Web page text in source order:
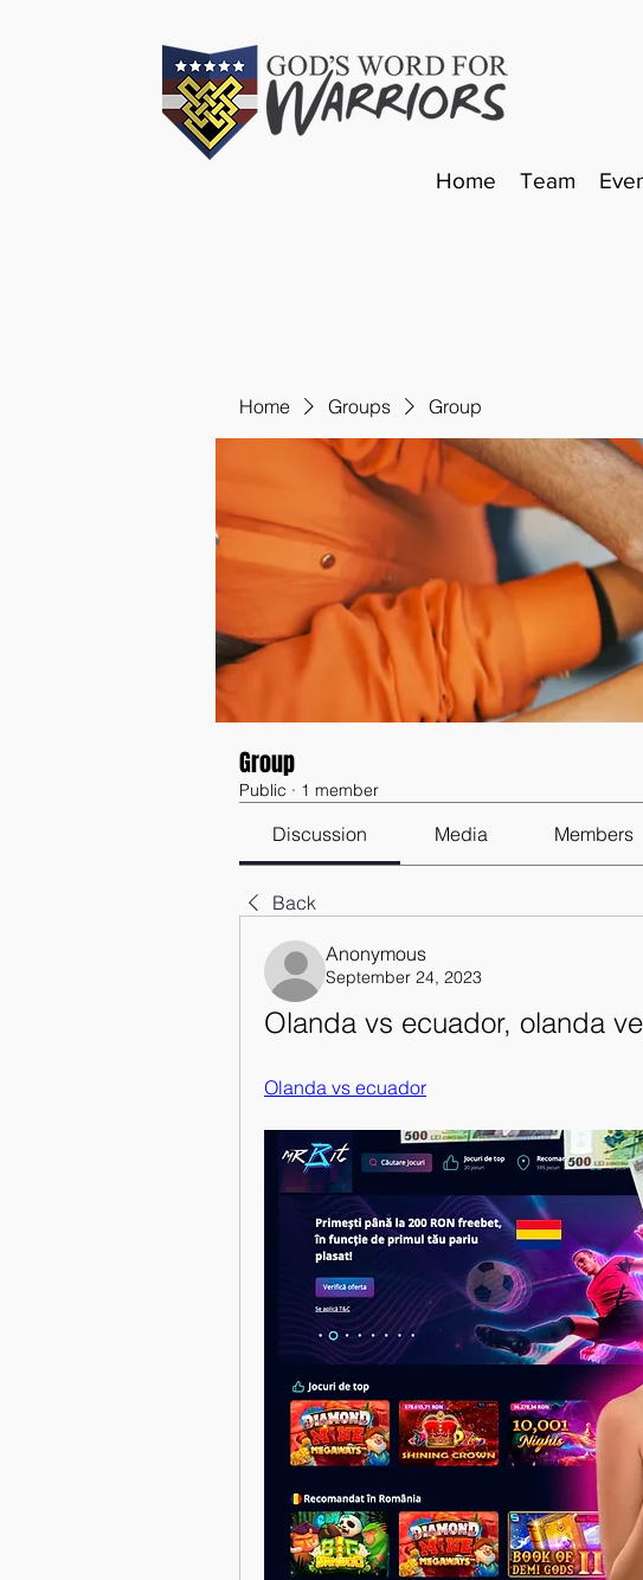
Home Team
Home Groups Group
Group
Public · 1 member
Discussion Media Members
Back
Anonymous
September 24, 2023
Olanda vs ecuador, olanda
Olanda vs ecuador